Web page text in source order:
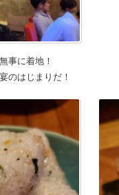
事に着地！
のはじまりだ！